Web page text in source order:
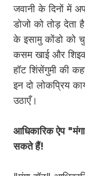
जवानी के दिनों में
डोजो को तोड़
के इसामु कोंडो को
कसम खाई और
हॉट शिंसेंगुमी की
इन दो लोकप्रिय
उठाएँ।
आधिकारिक ऐप
सकते हैं!